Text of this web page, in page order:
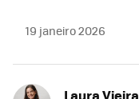
19 janeiro 2026